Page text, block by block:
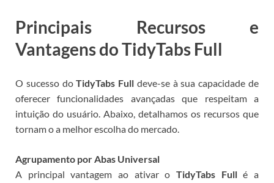
Principais Recursos e
Vantagens do TidyTabs Full
O sucesso doTidyTabs Full deve-se à sua capacidade de
oferecer funcionalidades avançadas que respeitam a
intuição do usuário. Abaixo, detalhamos os recursos que
tornam oa melhor escolha do mercado.
Agrupamento por Abas Universal
A principal vantagem ao ativar o TidyTabs Fullé a